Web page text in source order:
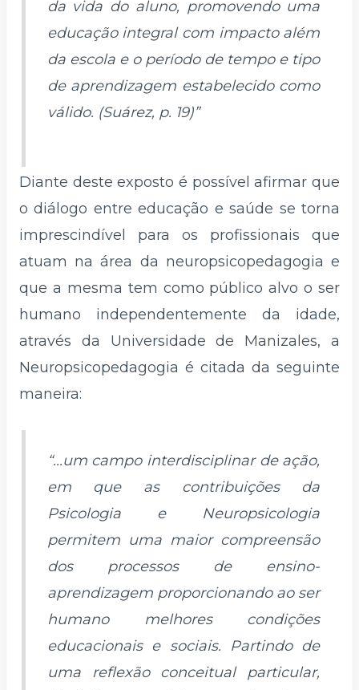
da vida do aluno, promovendo uma
educação integral com impacto além
da escola e o período de tempo e tipo
de aprendizagem estabelecido como
válido. (Suárez, p. 19)”
Diante deste exposto é possível afirmar que
o diálogo entre educação e saúde se torna
imprescindível para os profissionais que
atuam na área da neuropsicopedagogia e
que a mesma tem como público alvo o ser
humano independentemente da idade,
através da Universidade de Manizales, a
Neuropsicopedagogia é citada da seguinte
maneira:
“...um campo interdisciplinar de ação,
em que as contribuições da
Psicologia e Neuropsicologia
permitem uma maior compreensão
dos processos de ensino-
aprendizagem proporcionando ao ser
humano melhores condições
educacionais e sociais. Partindo de
uma reflexão conceitual particular,